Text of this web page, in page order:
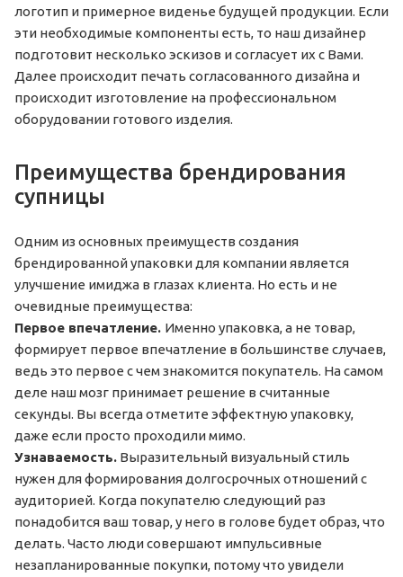
логотип и примерное виденье будущей продукции. Если
эти необходимые компоненты есть, то наш дизайнер
подготовит несколько эскизов и согласует их с Вами.
Далее происходит печать согласованного дизайна и
происходит изготовление на профессиональном
оборудовании готового изделия.
Преимущества брендирования
супницы
Одним из основных преимуществ создания
брендированной упаковки для компании является
улучшение имиджа в глазах клиента. Но есть и не
очевидные преимущества:
Первое впечатление. Именно упаковка, а не товар,
формирует первое впечатление в большинстве случаев,
ведь это первое с чем знакомится покупатель. На самом
деле наш мозг принимает решение в считанные
секунды. Вы всегда отметите эффектную упаковку,
даже если просто проходили мимо.
Узнаваемость. Выразительный визуальный стиль
нужен для формирования долгосрочных отношений с
аудиторией. Когда покупателю следующий раз
понадобится ваш товар, у него в голове будет образ, что
делать. Часто люди совершают импульсивные
незапланированные покупки, потому что увидели